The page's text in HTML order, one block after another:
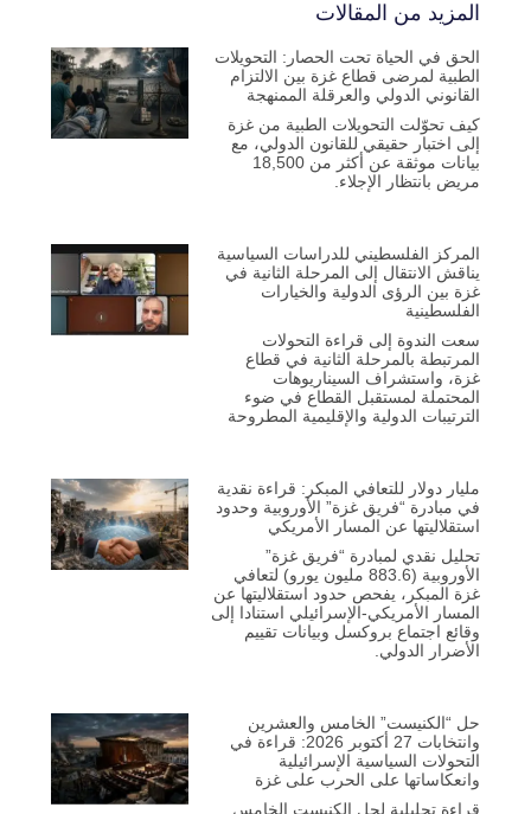
المزيد من المقالات
الحق في الحياة تحت الحصار: التحويلات
الطبية لمرضى قطاع غزة بين الالتزام
القانوني الدولي والعرقلة الممنهجة
كيف تحوّلت التحويلات الطبية من غزة
إلى اختبار حقيقي للقانون الدولي، مع
بيانات موثقة عن أكثر من 18,500
مريض بانتظار الإجلاء.
المركز الفلسطيني للدراسات السياسية
يناقش الانتقال إلى المرحلة الثانية في
غزة بين الرؤى الدولية والخيارات
الفلسطينية
سعت الندوة إلى قراءة التحولات
المرتبطة بالمرحلة الثانية في قطاع
غزة، واستشراف السيناريوهات
المحتملة لمستقبل القطاع في ضوء
الترتيبات الدولية والإقليمية المطروحة
مليار دولار للتعافي المبكر: قراءة نقدية
في مبادرة “فريق غزة” الأوروبية وحدود
استقلاليتها عن المسار الأمريكي
تحليل نقدي لمبادرة “فريق غزة”
الأوروبية (883.6 مليون يورو) لتعافي
غزة المبكر، يفحص حدود استقلاليتها عن
المسار الأمريكي-الإسرائيلي استنادا إلى
وقائع اجتماع بروكسل وبيانات تقييم
الأضرار الدولي.
حل “الكنيست” الخامس والعشرين
وانتخابات 27 أكتوبر 2026: قراءة في
التحولات السياسية الإسرائيلية
وانعكاساتها على الحرب على غزة
قراءة تحليلية لحل الكنيست الخامس